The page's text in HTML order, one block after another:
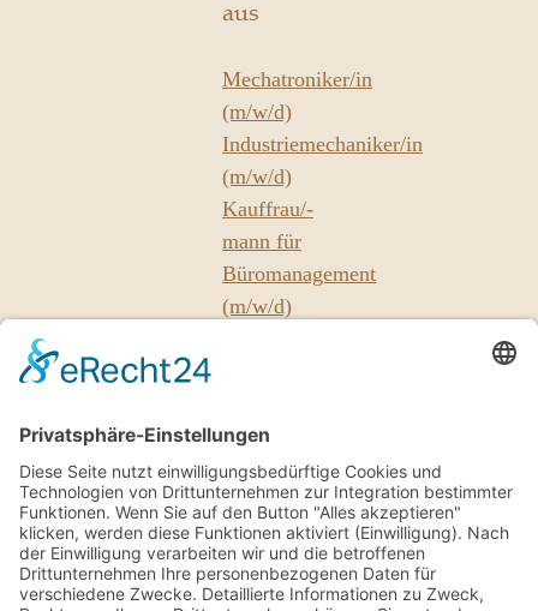
aus
Mechatroniker/in
(m/w/d)
Industriemechaniker/in
(m/w/d)
Kauffrau/-
mann für
Büromanagement
(m/w/d)